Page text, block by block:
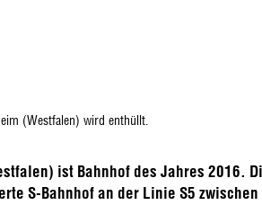
(Westfalen) wird enthüllt.
ist Bahnhof des Jahres 2016.
S-Bahnhof an der Linie S5